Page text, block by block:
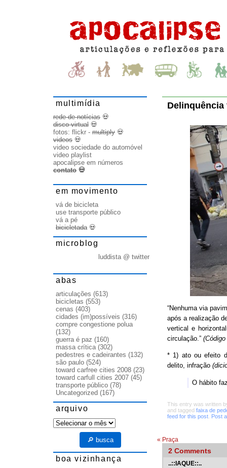
Delinquência
“Nenhuma via
após a realização
vertical e
circulação.”
* 1) ato ou efeito
delito, infração
O hábito
This entry was written
and tagged faixa de
feed for this post Post
« Praça
2 Comments
..::IAQUE::..
multimídia
rede de notícias 💀
disco virtual 💀
fotos: flickr - multiply 💀
videos 💀
video sociedade do automóvel
video playlist
apocalipse em números
contato 💀
em movimento
vá de bicicleta
use transporte público
vá a pé
bicicletada💀
microblog
luddista @ twitter
abas
articulações (613)
bicicletas (553)
cenas (403)
cidades (im)possíveis (316)
compre congestione polua
(132)
guerra é paz (160)
massa crítica(302)
pedestres e cadeirantes (132)
são paulo (524)
toward carfree cities 2008 (23)
toward carfull cities 2007 (45)
transporte público (78)
Uncategorized (167)
arquivo
arquivo
🔎 busca
boa vizinhança